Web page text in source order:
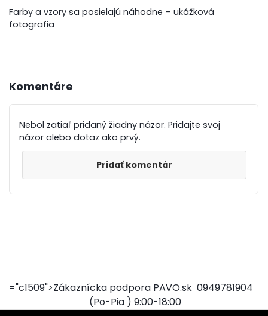
Farby a vzory sa posielajú náhodne – ukážková
fotografia
Komentáre
Nebol zatiaľ pridaný žiadny názor. Pridajte svoj
názor alebo dotaz ako prvý.
Pridať komentár
="c1509">Zákaznícka podpora PAVO.sk 0949781904
(Po-Pia ) 9:00-18:00